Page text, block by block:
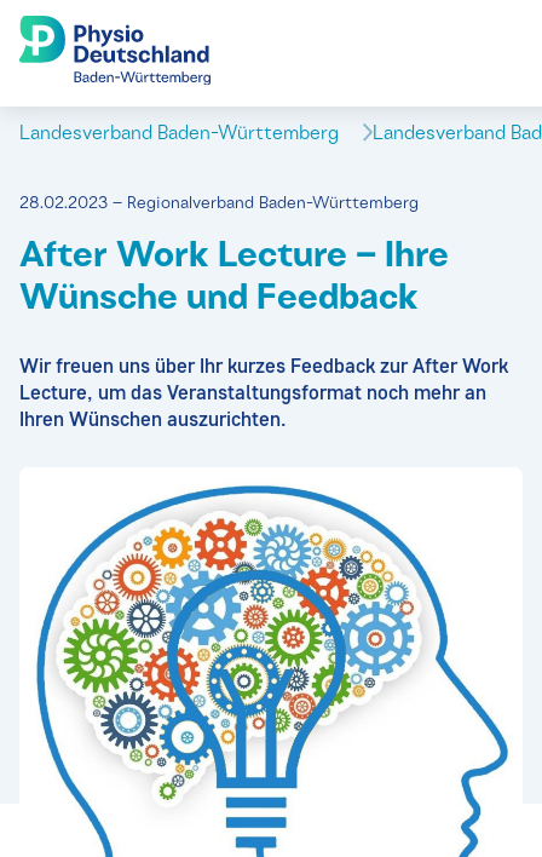
Landesverband Baden-Württemberg Landesverband
28.02.2023 – Regionalverband Baden-Württemberg
After Work Lecture – Ihre
Wünsche und Feedback
Wir freuen uns über Ihr kurzes Feedback zur After Work
Lecture, um das Veranstaltungsformat noch mehr an
Ihren Wünschen auszurichten.